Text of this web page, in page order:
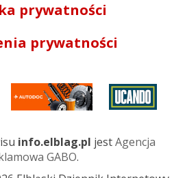
prywatności
prywatności
info.elblag.pl jestAgencja
GABO.